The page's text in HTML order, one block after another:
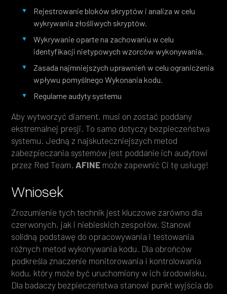
Rejestrowanie bloków skryptów i analiza w celu
wykrywania złośliwych skryptów.
Wykrywanie oparte na zachowaniu w celu
identyfikacji nietypowych wzorców wykonywania.
Zasada najmniejszych uprawnień w celu ograniczenia
wpływu pomyślnego Wykonania kodu.
Regularne audyty systemu
Aby wytworzyć diament, musi on zostać poddany
ekstremalnej presji. To samo dotyczy bezpieczeństwa
systemu. Jedną z najskuteczniejszych metod
zabezpieczania systemów jest poddanie ich audytowi
przez Red Team. AFINE może zapewnić Ci tę usługę!
Wniosek
Zrozumienie tych technik jest kluczowe zarówno dla
czerwonych, jak i niebieskich zespołów. Stanowi
solidną podstawę do opracowywania i testowania
różnych metod wykonywania kodu. Dla obrońców
podkreśla znaczenie monitorowania i kontrolowania
kodu, który może być uruchomiony w ich środowisku.
Dla badaczy bezpieczeństwa stanowi punkt wyjścia do